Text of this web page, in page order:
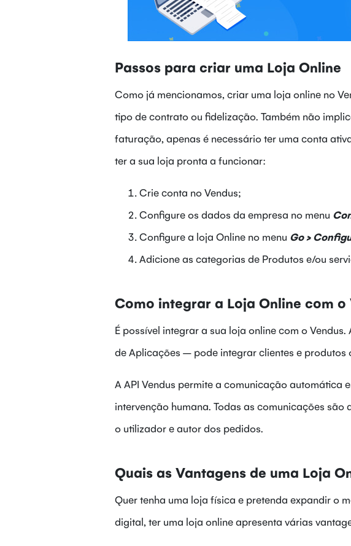
Passos para criar uma Loja Online
Como já mencionamos, criar uma loja online no
tipo de contrato ou fidelização. Também não
faturação, apenas é necessário ter uma conta
ter a sua loja pronta a funcionar:
Crie conta no Vendus;
Configure os dados da empresa no menu
Configure a loja Online no menu Go >
Adicione as categorias de Produtos e/ou
Como integrar a Loja Online com o
É possível integrar a sua loja online com o Vendus.
de Aplicações – pode integrar clientes e
A API Vendus permite a comunicação automática
intervenção humana. Todas as comunicações são
o utilizador e autor dos pedidos.
Quais as Vantagens de uma Loja
Quer tenha uma loja física e pretenda expandir o
digital, ter uma loja online apresenta várias